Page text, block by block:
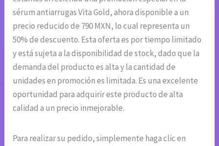
sérum antiarrugas Vita Gold, ahora disponible a un
precio reducido de 790 MXN, lo cual representa un
50% de descuento. Esta oferta es por tiempo limitado
y está sujeta a la disponibilidad de stock, dado que la
demanda del producto es alta y la cantidad de
unidades en promoción es limitada. Es una excelente
oportunidad para adquirir este producto de alta
calidad a un precio inmejorable.
Para realizar su pedido, simplemente haga clic en